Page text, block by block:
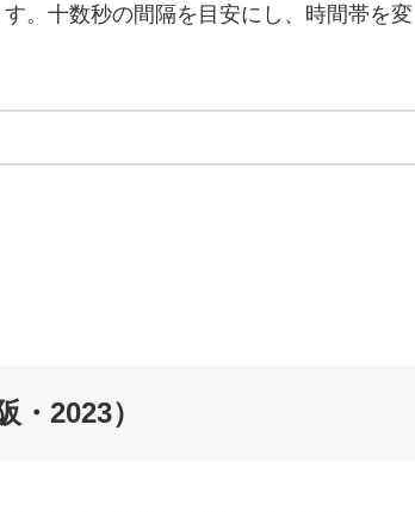
。十数秒の間隔を目安にし、時間帯を変
2023）